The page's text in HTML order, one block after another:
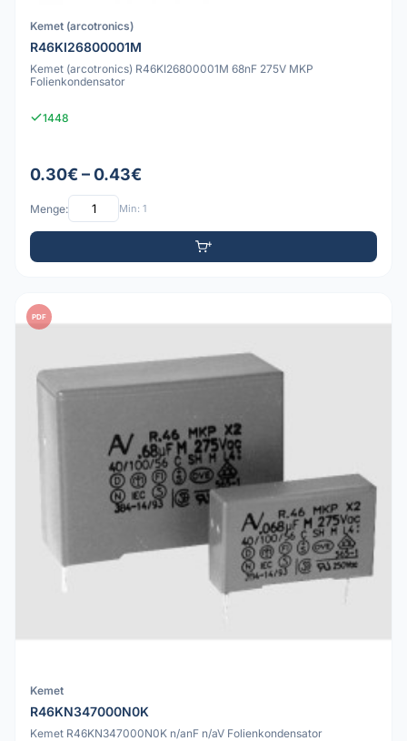
Kemet (arcotronics)
R46KI26800001M
Kemet (arcotronics) R46KI26800001M 68nF 275V MKP
Folienkondensator
1448
0.30€ – 0.43€
Menge: Min: 1
PDF
Kemet
R46KN347000N0K
Kemet R46KN347000N0K n/anF n/aV Folienkondensator